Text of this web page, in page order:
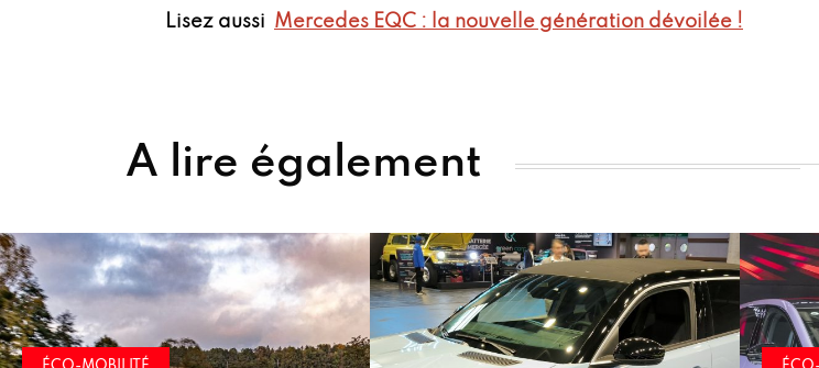
Lisez aussi Mercedes EQC : la nouvelle génération dévoilée !
A lire également